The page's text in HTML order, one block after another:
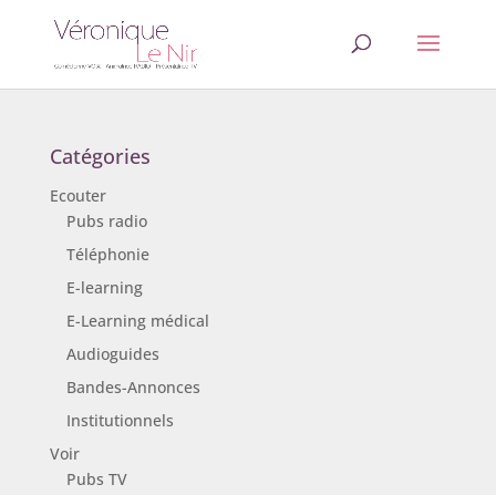
Catégories
Ecouter
Pubs radio
Téléphonie
E-learning
E-Learning médical
Audioguides
Bandes-Annonces
Institutionnels
Voir
Pubs TV